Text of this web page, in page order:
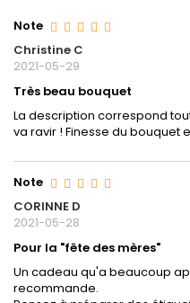
Note
Christine C
2021-05-29
Très beau bouquet
La description correspond
va ravir ! Finesse du bouquet
Note
CORINNE D
2021-05-28
Pour la "fête des mères"
Un cadeau qu'a beaucoup
recommande.